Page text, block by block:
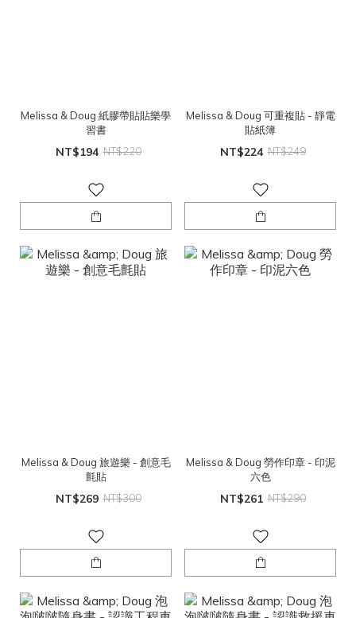
Melissa & Doug 紙膠帶貼貼樂學
習書
NT$194 NT$220
Melissa & Doug 可重複貼 - 靜電
貼紙簿
NT$224 NT$249
Melissa & Doug 旅遊樂 - 創意毛
氈貼
NT$269 NT$300
Melissa & Doug 勞作印章 - 印泥
六色
NT$261 NT$290